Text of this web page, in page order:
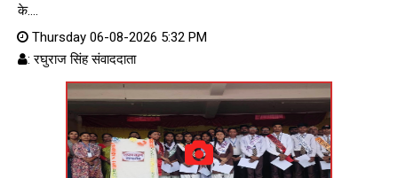
के....
Thursday 06-08-2026 5:32 PM
: रघुराज सिंह संवाददाता